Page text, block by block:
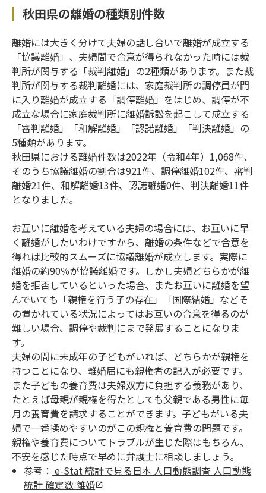
秋田県の離婚の種類別件数
離婚には大きく分けて夫婦の話し合いで離婚が成立する
「協議離婚」、夫婦間で合意が得られなかった時には裁
判所が関与する「裁判離婚」の2種類があります。また裁
判所が関与する裁判離婚には、家庭裁判所の調停員が間
に入り離婚が成立する「調停離婚」をはじめ、調停が不
成立な場合に家庭裁判所に離婚訴訟を起こして成立する
「審判離婚」「和解離婚」「認諾離婚」「判決離婚」の
5種類があります。
秋田県における離婚件数は2022年（令和4年）1,068件、
そのうち協議離婚の割合は921件、調停離婚102件、審判
離婚21件、和解離婚13件、認諾離婚0件、判決離婚11件
となりました。
お互いに離婚を考えている夫婦の場合には、お互いに早
く離婚がしたいわけですから、離婚の条件などで合意を
得れば比較的スムーズに協議離婚が成立します。実際に
離婚の約90％が協議離婚です。しかし夫婦どちらかが離
婚を拒否しているといった場合、またお互いに離婚を望
んでいても「親権を行う子の存在」「国際結婚」などそ
の置かれている状況によってはお互いの合意を得るのが
難しい場合、調停や裁判にまで発展することになりま
す。
夫婦の間に未成年の子どもがいれば、どちらかが親権を
持つことになり、離婚届にも親権者の記入が必要です。
また子どもの養育費は夫婦双方に負担する義務があり、
たとえば母親が親権を得たとしても父親である男性に毎
月の養育費を請求することができます。子どもがいる夫
婦で一番揉めやすいのがこの親権と養育費の問題です。
親権や養育費についてトラブルが生じた際はもちろん、
不安を感じた時点で早めに弁護士に相談しましょう。
参考： e-Stat 統計で見る日本 人口動態調査 人口動態
統計 確定数 離婚